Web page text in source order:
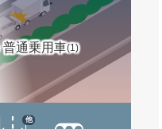
普通乗用車(1)
他